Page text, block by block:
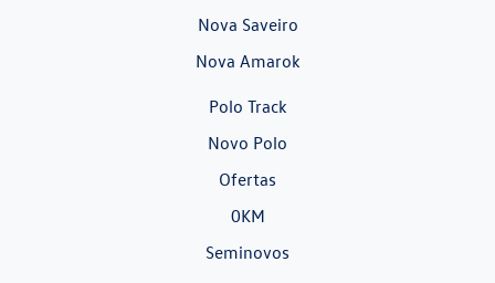
Nova Saveiro
Nova Amarok
Polo Track
Novo Polo
Ofertas
0KM
Seminovos